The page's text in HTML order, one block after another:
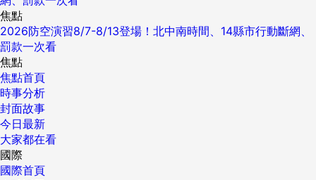
焦點
2026防空演習8/7-8/13登場！北中南時間、14縣市行動斷網、
罰款一次看
焦點
焦點首頁
時事分析
封面故事
今日最新
大家都在看
國際
國際首頁